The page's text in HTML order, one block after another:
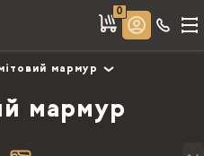
0
мармур
мармур